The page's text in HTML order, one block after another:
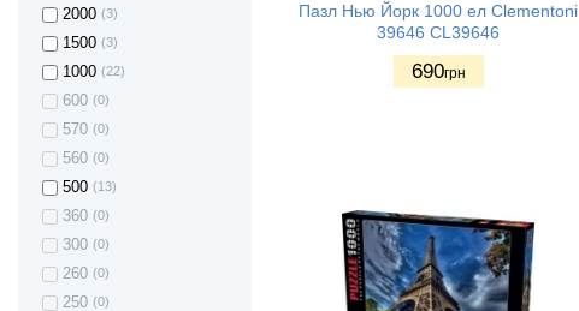
2000 (3)
1500 (3)
1000 (22)
600 (0)
570 (0)
560 (0)
500 (13)
360 (0)
300 (0)
260 (0)
250 (0)
Пазл Нью Йорк 1000 ел Clementoni
39646 CL39646
690грн